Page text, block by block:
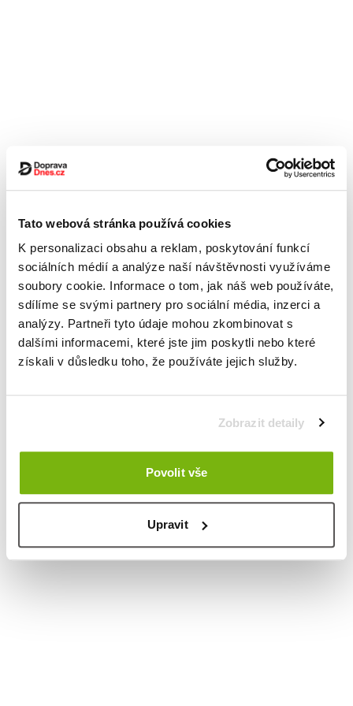
Tato webová stránka používá cookies
K personalizaci obsahu a reklam, poskytování funkcí
sociálních médií a analýze naší návštěvnosti využíváme
soubory cookie. Informace o tom, jak náš web používáte,
sdílíme se svými partnery pro sociální média, inzerci a
analýzy. Partneři tyto údaje mohou zkombinovat s
dalšími informacemi, které jste jim poskytli nebo které
získali v důsledku toho, že používáte jejich služby.
Zobrazit detaily
Povolit vše
Upravit